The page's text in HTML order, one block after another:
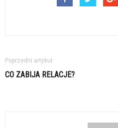
Poprzedni artykuł
CO ZABIJA RELACJE?